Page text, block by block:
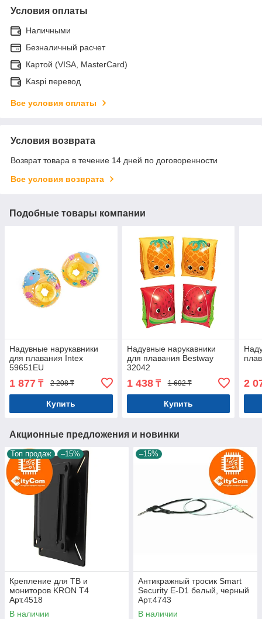
Условия оплаты
Наличными
Безналичный расчет
Картой (VISA, MasterCard)
Kaspi перевод
Все условия оплаты
Условия возврата
Возврат товара в течение 14 дней по договоренности
Все условия возврата
Подобные товары компании
Надувные нарукавники
для плавания Intex
59651EU
1 877 ₸ 2 208 ₸
Купить
Надувные нарукавники
для плавания Bestway
32042
1 438₸ 1 692 ₸
Купить
2
Акционные предложения и новинки
Топ продаж –15%
Крепление для ТВ и
мониторов KRON T4
Арт.4518
В наличии
–15%
Антикражный тросик Smart
Security E-D1 белый, черный
Арт.4743
В наличии